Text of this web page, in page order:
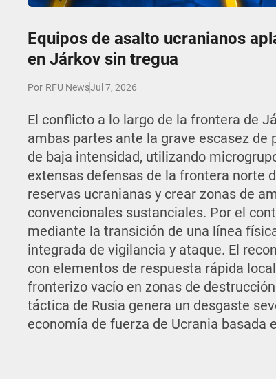
Play
Equipos de asalto ucranianos
en Járkov sin tregua
Por RFU NewsJul 7, 2026
El conflicto a lo largo de la frontera de
ambas partes ante la grave escasez
de baja intensidad, utilizando
extensas defensas de la frontera norte
reservas ucranianas y crear zonas de
convencionales sustanciales. Por el
mediante la transición de una línea
integrada de vigilancia y ataque. El
con elementos de respuesta rápida
fronterizo vacío en zonas de
táctica de Rusia genera un desgaste
economía de fuerza de Ucrania basada